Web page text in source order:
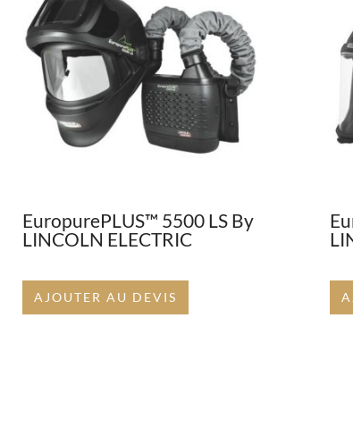
EuropurePLUS™ 5500 LS By
LINCOLN ELECTRIC
AJOUTER AU DEVIS